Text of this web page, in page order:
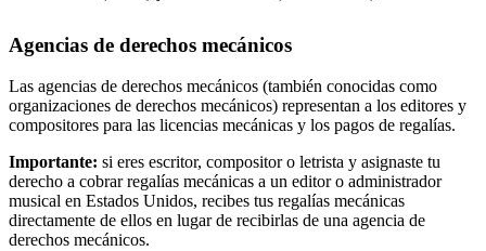
Agencias de derechos mecánicos
Las agencias de derechos mecánicos (también conocidas como
organizaciones de derechos mecánicos) representan a los editores y
compositores para las licencias mecánicas y los pagos de regalías.
Importante: si eres escritor, compositor o letrista y asignaste tu
derecho a cobrar regalías mecánicas a un editor o administrador
musical en Estados Unidos, recibes tus regalías mecánicas
directamente de ellos en lugar de recibirlas de una agencia de
derechos mecánicos.